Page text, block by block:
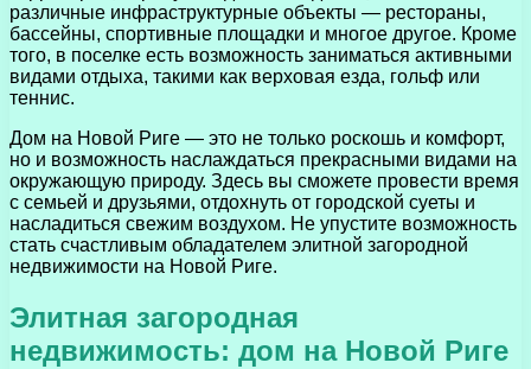
различные инфраструктурные объекты — рестораны,
бассейны, спортивные площадки и многое другое. Кроме
того, в поселке есть возможность заниматься активными
видами отдыха, такими как верховая езда, гольф или
теннис.
Дом на Новой Риге — это не только роскошь и комфорт,
но и возможность наслаждаться прекрасными видами на
окружающую природу. Здесь вы сможете провести время
с семьей и друзьями, отдохнуть от городской суеты и
насладиться свежим воздухом. Не упустите возможность
стать счастливым обладателем элитной загородной
недвижимости на Новой Риге.
Элитная загородная
недвижимость: дом на Новой Риге